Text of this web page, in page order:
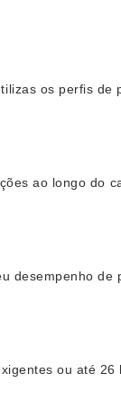
os perfis de
ao longo do
desempenho de
ou até 26